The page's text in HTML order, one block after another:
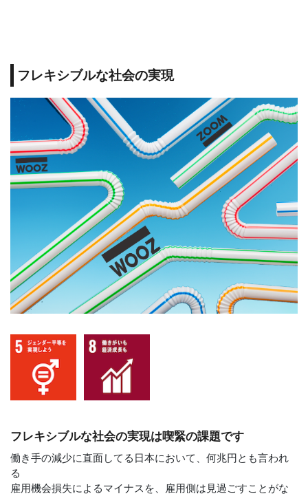
フレキシブルな社会の実現
フレキシブルな社会の実現は喫緊の課題です
働き手の減少に直面してる日本において、何兆円とも言われ
る
雇用機会損失によるマイナスを、雇用側は見過ごすことがな